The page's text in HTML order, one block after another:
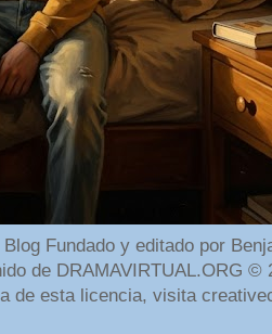
Fundado y editado por
de DRAMAVIRTUAL.ORG ©
de esta licencia, visita